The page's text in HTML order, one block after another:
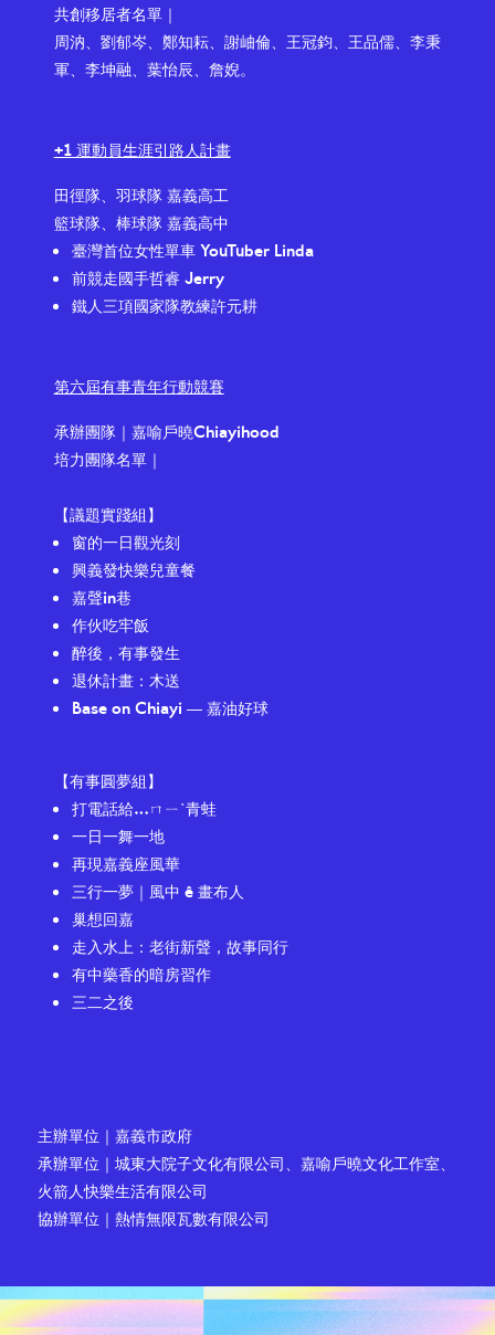
共創移居者名單｜
周汭、劉郁岑、鄭知耘、謝岫倫、王冠鈞、王品儒、李秉
軍、李坤融、葉怡辰、詹婗。
+1 運動員生涯引路人計畫
田徑隊、羽球隊 嘉義高工
籃球隊、棒球隊 嘉義高中
臺灣首位女性單車 YouTuber Linda
前競走國手哲睿 Jerry
鐵人三項國家隊教練許元耕
第六屆有事青年行動競賽
承辦團隊｜ 嘉喻戶曉Chiayihood
培力團隊名單｜
【議題實踐組】
窗的一日觀光刻
興義發快樂兒童餐
嘉聲in巷
作伙吃牢飯
醉後，有事發生
退休計畫：木送
Base on Chiayi ― 嘉油好球
【有事圓夢組】
打電話給…ㄇㄧˋ青蛙
一日一舞一地
再現嘉義座風華
三行一夢｜風中 ê 畫布人
巢想回嘉
走入水上：老街新聲，故事同行
有中藥香的暗房習作
三二之後
主辦單位｜ 嘉義市政府
承辦單位｜城東大院子文化有限公司、嘉喻戶曉文化工作室、
火箭人快樂生活有限公司
協辦單位｜熱情無限瓦數有限公司